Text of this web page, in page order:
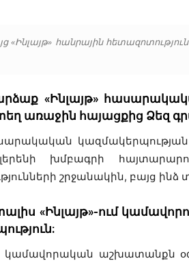
«Ինլայթ» հանրային
«Ինլայթ»
առաջին հայացքից Ձեզ
խմբագրի
շրջանակին, բայց
«Ինլայթ»-ում
աշխատանքն